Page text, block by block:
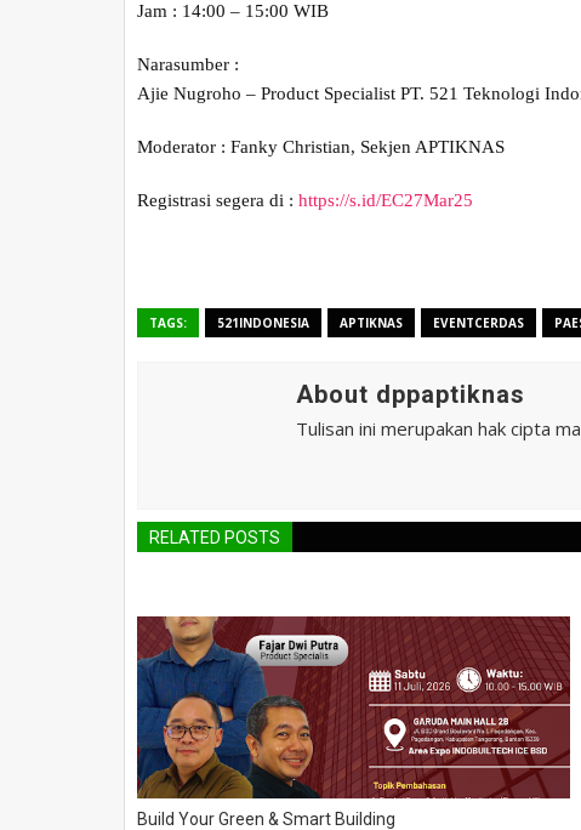
Jam : 14:00 – 15:00 WIB
Narasumber :
Ajie Nugroho – Product Specialist PT. 521 Teknologi
Moderator : Fanky Christian, Sekjen APTIKNAS
Registrasi segera di : https://s.id/EC27Mar25
TAGS: 521INDONESIA APTIKNAS EVENTCERDAS
About dppaptiknas
Tulisan ini merupakan hak cipta
RELATED POSTS
Build Your Green & Smart Building